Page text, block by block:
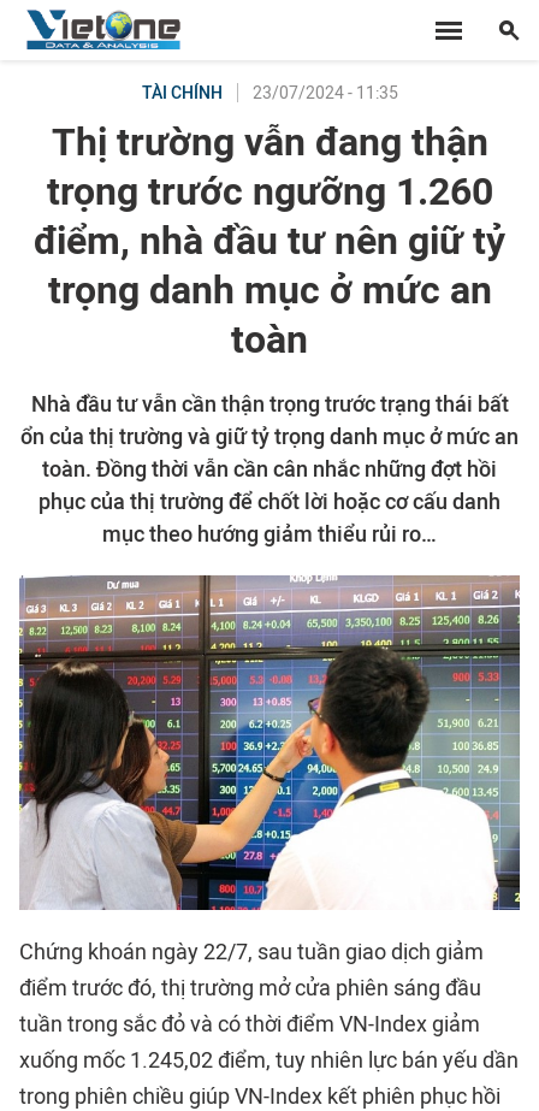
TÀI CHÍNH 23/07/2024 - 11:35
Thị trường vẫn đang thận
trọng trước ngưỡng 1.260
điểm, nhà đầu tư nên giữ tỷ
trọng danh mục ở mức an
toàn
Nhà đầu tư vẫn cần thận trọng trước trạng thái bất
ổn của thị trường và giữ tỷ trọng danh mục ở mức an
toàn. Đồng thời vẫn cần cân nhắc những đợt hồi
phục của thị trường để chốt lời hoặc cơ cấu danh
mục theo hướng giảm thiểu rủi ro…
Chứng khoán ngày 22/7, sau tuần giao dịch giảm
điểm trước đó, thị trường mở cửa phiên sáng đầu
tuần trong sắc đỏ và có thời điểm VN-Index giảm
xuống mốc 1.245,02 điểm, tuy nhiên lực bán yếu dần
trong phiên chiều giúp VN-Index kết phiên phục hồi